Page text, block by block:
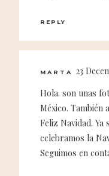
REPLY
MARTA
23
Hola. son unas
México. También
Feliz Navidad. Ya
celebramos la
Seguimos en